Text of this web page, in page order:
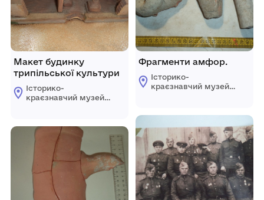
Макет будинку
трипільської культури
Історико-
краєзнавчий музей
Одеського району
Одеської області
Фрагменти амфор.
Історико-
краєзнавчий музей
Одеського району